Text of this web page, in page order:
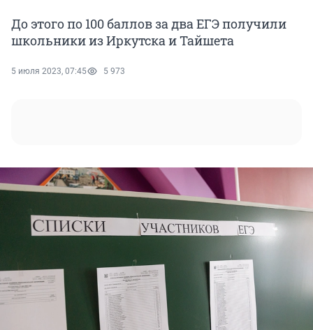
До этого по 100 баллов за два ЕГЭ получили
школьники из Иркутска и Тайшета
5 июля 2023, 07:45 5 973